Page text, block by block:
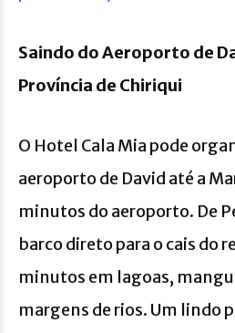
Saindo do Aeroporto de
Província de Chiriqui
O Hotel Cala Mia pode
aeroporto de David até a
minutos do aeroporto. De
barco direto para o cais do
minutos em lagoas,
margens de rios. Um lindo